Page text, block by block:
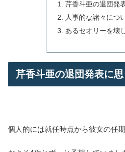
芹香斗亜の退団発
人事的な諸々につ
あるセオリーを壊
芹香斗亜の退団発表に思
個人的には就任時点から彼女の任期